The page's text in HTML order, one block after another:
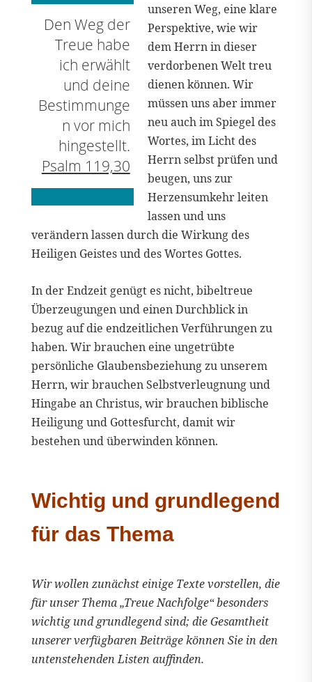
Den Weg der
Treue habe
ich erwählt
und deine
Bestimmunge
n vor mich
hingestellt.
Psalm 119,30
unseren Weg, eine klare
Perspektive, wie wir
dem Herrn in dieser
verdorbenen Welt treu
dienen können. Wir
müssen uns aber immer
neu auch im Spiegel des
Wortes, im Licht des
Herrn selbst prüfen und
beugen, uns zur
Herzensumkehr leiten
lassen und uns
verändern lassen durch die Wirkung des
Heiligen Geistes und des Wortes Gottes.
In der Endzeit genügt es nicht, bibeltreue
Überzeugungen und einen Durchblick in
bezug auf die endzeitlichen Verführungen zu
haben. Wir brauchen eine ungetrübte
persönliche Glaubensbeziehung zu unserem
Herrn, wir brauchen Selbstverleugnung und
Hingabe an Christus, wir brauchen biblische
Heiligung und Gottesfurcht, damit wir
bestehen und überwinden können.
Wichtig und grundlegend
für das Thema
Wir wollen zunächst einige Texte vorstellen, die
für unser Thema „Treue Nachfolge“ besonders
wichtig und grundlegend sind; die Gesamtheit
unserer verfügbaren Beiträge können Sie in den
untenstehenden Listen auffinden.